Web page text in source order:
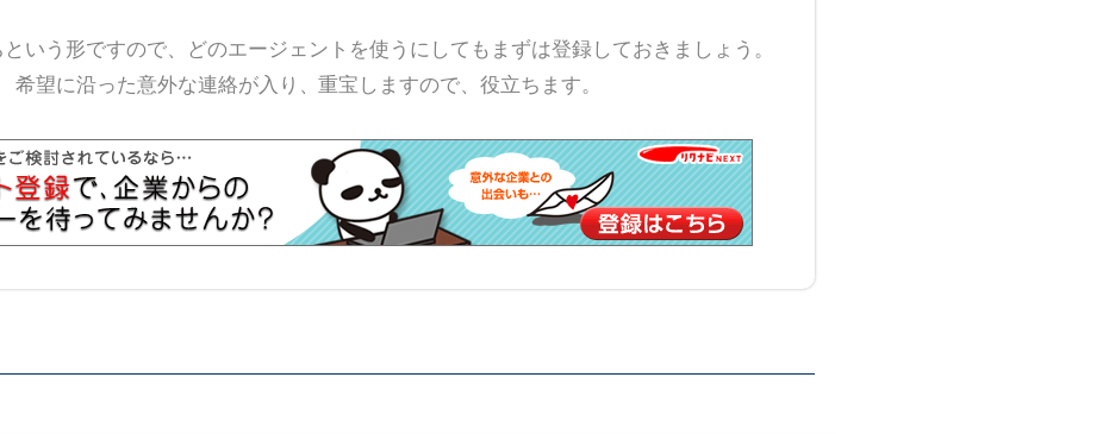
いう形ですので、どのエージェントを使うにしてもまずは登録しておきましょう。
希望に沿った意外な連絡が入り、重宝しますので、役立ちます。